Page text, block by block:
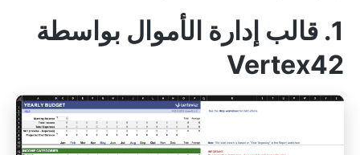
1. قالب إدارة الأموال بواسطة
Vertex42